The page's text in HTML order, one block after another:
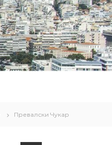
Превалски Чукар